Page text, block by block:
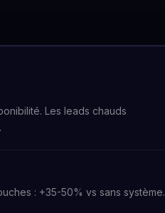
Les leads chauds
: +35-50% vs sans système.